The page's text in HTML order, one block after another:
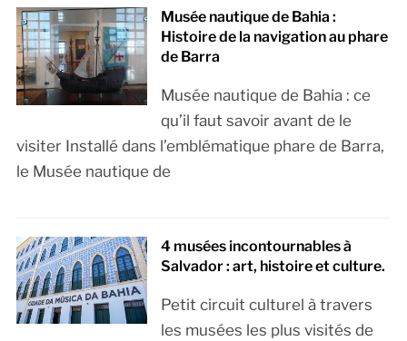
Musée nautique de Bahia :
Histoire de la navigation au phare
de Barra
Musée nautique de Bahia : ce
qu’il faut savoir avant de le
visiter Installé dans l’emblématique phare de Barra,
le Musée nautique de
4 musées incontournables à
Salvador : art, histoire et culture.
Petit circuit culturel à travers
les musées les plus visités de